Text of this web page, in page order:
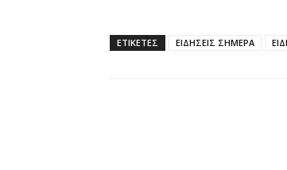
ΕΤΙΚΈΤΕΣ ΕΙΔΗΣΕΙΣ ΣΗΜΕΡΑ